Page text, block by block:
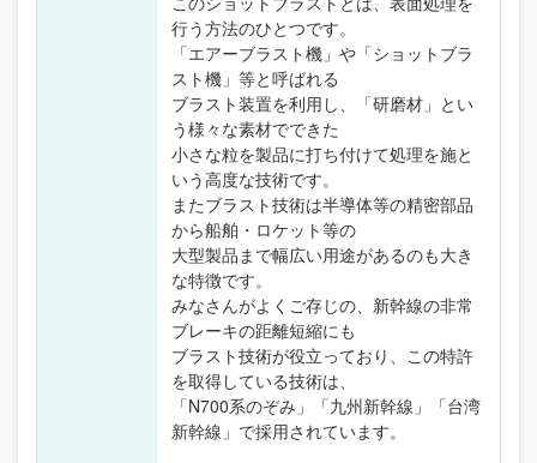
行う方法のひとつです。
「エアーブラスト機」や「ショットブラ
スト機」等と呼ばれる
ブラスト装置を利用し、「研磨材」とい
う様々な素材でできた
小さな粒を製品に打ち付けて処理を施と
いう高度な技術です。
またブラスト技術は半導体等の精密部品
から船舶・ロケット等の
大型製品まで幅広い用途があるのも大き
な特徴です。
みなさんがよくご存じの、新幹線の非常
ブレーキの距離短縮にも
ブラスト技術が役立っており、この特許
を取得している技術は、
「N700系のぞみ」「九州新幹線」「台湾
新幹線」で採用されています。